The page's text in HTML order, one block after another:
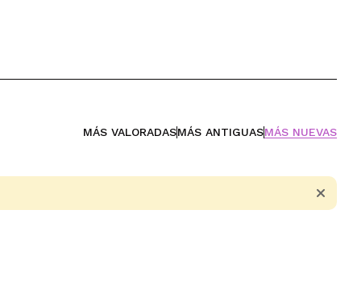
MÁS VALORADASMÁS ANTIGUASMÁS NUEVAS